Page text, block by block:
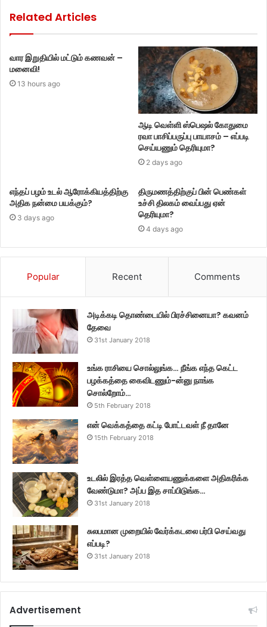
Related Articles
வார இறுதியில் மட்டும் கணவன் –
மனைவி!
13 hours ago
ஆடி வெள்ளி ஸ்பெஷல் கோதுமை
ரவா பாசிப்பருப்பு பாயாசம் – எப்படி
செய்யணும் தெரியுமா?
2 days ago
எந்தப் பழம் உடல் ஆரோக்கியத்திற்கு
அதிக நன்மை பயக்கும்?
3 days ago
திருமணத்திற்குப் பின் பெண்கள்
உச்சி திலகம் வைப்பது ஏன்
தெரியுமா?
4 days ago
Popular Recent Comments
அடிக்கடி தொண்டையில் பிரச்சினையா? கவனம்
தேவை
31st January 2018
உங்க ராசியை சொல்லுங்க… நீங்க எந்த கெட்ட
பழக்கத்தை கைவிடணும்-ன்னு நாங்க
சொல்றோம்…
5th February 2018
என் வெக்கத்தை கட்டி போட்டவள் நீ தானே
15th February 2018
உடலில் இரத்த வெள்ளையணுக்களை அதிகரிக்க
வேண்டுமா? அப்ப இத சாப்பிடுங்க…
31st January 2018
சுலபமான முறையில் வேர்க்கடலை பர்பி செய்வது
எப்படி?
31st January 2018
Advertisement